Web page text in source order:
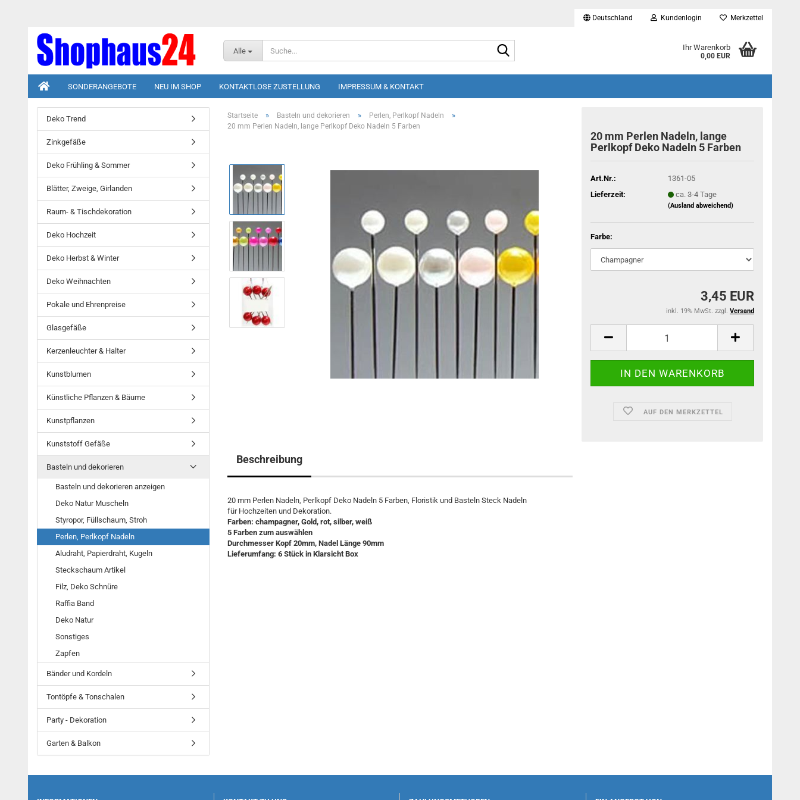
Deutschland Kundenlogin Merkzettel
Alle Ihr Warenkorb
0,00 EUR
SONDERANGEBOTE NEU IM SHOP KONTAKTLOSE ZUSTELLUNG IMPRESSUM & KONTAKT
Startseite » Basteln und dekorieren » Perlen, Perlkopf Nadeln »
20 mm Perlen Nadeln, lange Perlkopf Deko Nadeln 5 Farben
20 mm Perlen Nadeln, lange
Perlkopf Deko Nadeln 5 Farben
Art.Nr.:
1361-05
Lieferzeit:
ca. 3-4 Tage
(Ausland abweichend)
Farbe:
3,45 EUR
inkl. 19% MwSt. zzgl. Versand
AUF DEN MERKZETTEL
Beschreibung
20 mm Perlen Nadeln, Perlkopf Deko Nadeln 5 Farben, Floristik und Basteln Steck Nadeln
für Hochzeiten und Dekoration.
Farben: champagner, Gold, rot, silber, weiß
5 Farben zum auswählen
Durchmesser Kopf 20mm, Nadel Länge 90mm
Lieferumfang: 6 Stück in Klarsicht Box
Deko Trend
Zinkgefäße
Deko Frühling & Sommer
Blätter, Zweige, Girlanden
Raum- & Tischdekoration
Deko Hochzeit
Deko Herbst & Winter
Deko Weihnachten
Pokale und Ehrenpreise
Glasgefäße
Kerzenleuchter & Halter
Kunstblumen
Künstliche Pflanzen & Bäume
Kunstpflanzen
Kunststoff Gefäße
Basteln und dekorieren
Basteln und dekorieren anzeigen
Deko Natur Muscheln
Styropor, Füllschaum, Stroh
Perlen, Perlkopf Nadeln
Aludraht, Papierdraht, Kugeln
Steckschaum Artikel
Filz, Deko Schnüre
Raffia Band
Deko Natur
Sonstiges
Zapfen
Bänder und Kordeln
Tontöpfe & Tonschalen
Party - Dekoration
Garten & Balkon